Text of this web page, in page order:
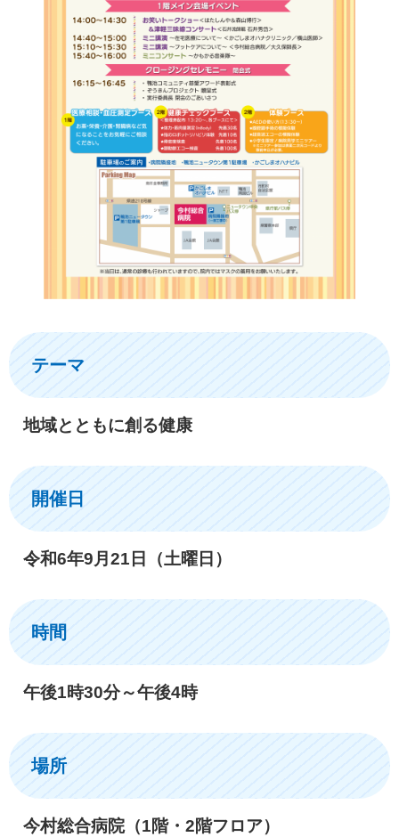
テーマ
地域とともに創る健康
開催日
令和6年9月21日（土曜日）
時間
午後1時30分～午後4時
場所
今村総合病院（1階・2階フロア）